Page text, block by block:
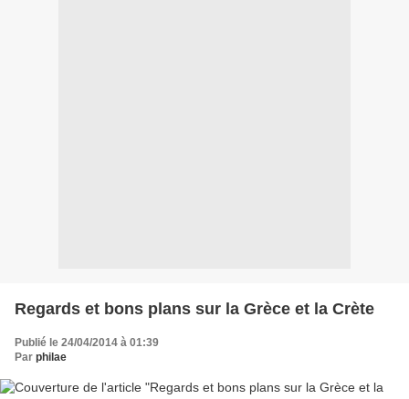
Regards et bons plans sur la Grèce et la Crète
Publié le 24/04/2014 à 01:39
Par philae